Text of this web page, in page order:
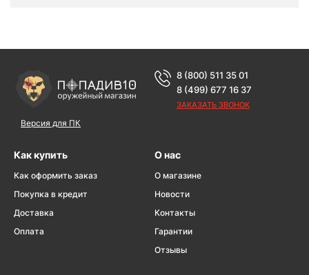
Версия для ПК
8 (800) 511 35 01
8 (499) 677 16 37
ЗАКАЗАТЬ ЗВОНОК
Как купить
Как оформить заказ
Покупка в кредит
Доставка
Оплата
О нас
О магазине
Новости
Контакты
Гарантии
Отзывы